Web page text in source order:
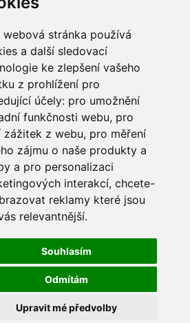
webová stránka používá
a další sledovací
ke zlepšení vašeho
z prohlížení pro
účely: pro umožnění
funkčnosti webu, pro
zážitek z webu, pro měření
zájmu o naše produkty a
a pro personalizaci
interakcí, chcete-
reklamy které jsou
relevantnější.
Souhlasím
Odmítám
Upravit mé předvolby
prací
údajů
od smlouvy
n. L. - St. Boleslav
911 044
345 008